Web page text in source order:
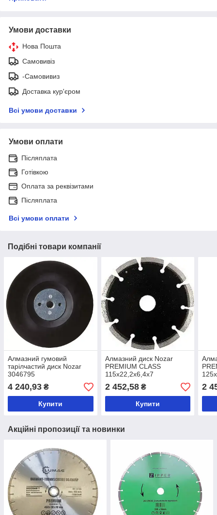
Умови доставки
Нова Пошта
Самовивіз
-Самовивиз
Доставка кур'єром
Всі умови доставки
Умови оплати
Післяплата
Готівкою
Оплата за реквізитами
Післяплата
Всі умови оплати
Подібні товари компанії
Алмазний гумовий
тарілчастий диск Nozar
3046795
4 240,93 ₴
Купити
Алмазний диск Nozar
PREMIUM CLASS
115х22,2х6,4х7
2 452,58₴
Купити
2
Акційні пропозиції та новинки